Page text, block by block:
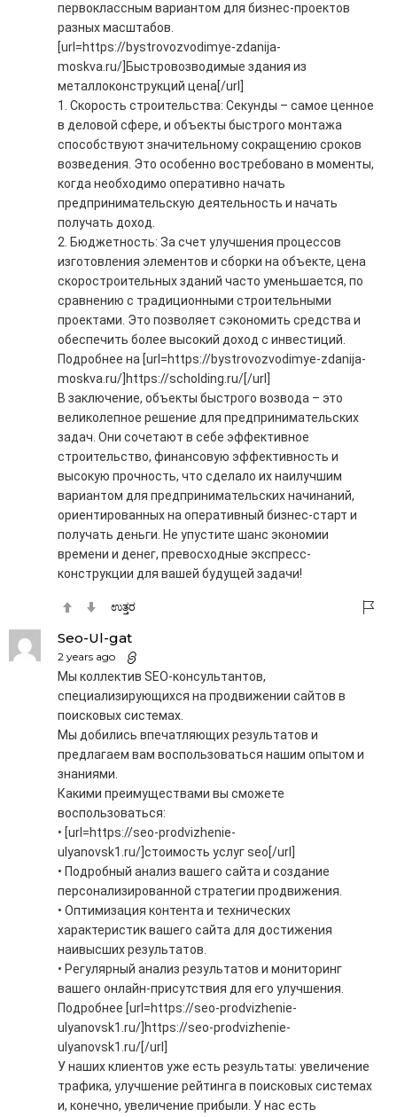
первоклассным вариантом для бизнес-проектов
разных масштабов.
[url=https://bystrovozvodimye-zdanija-
moskva.ru/]Быстровозводимые здания из
металлоконструкций цена[/url]
1. Скорость строительства: Секунды – самое ценное
в деловой сфере, и объекты быстрого монтажа
способствуют значительному сокращению сроков
возведения. Это особенно востребовано в моменты,
когда необходимо оперативно начать
предпринимательскую деятельность и начать
получать доход.
2. Бюджетность: За счет улучшения процессов
изготовления элементов и сборки на объекте, цена
скоростроительных зданий часто уменьшается, по
сравнению с традиционными строительными
проектами. Это позволяет сэкономить средства и
обеспечить более высокий доход с инвестиций.
Подробнее на [url=https://bystrovozvodimye-zdanija-
moskva.ru/]https://scholding.ru/[/url]
В заключение, объекты быстрого возвода – это
великолепное решение для предпринимательских
задач. Они сочетают в себе эффективное
строительство, финансовую эффективность и
высокую прочность, что сделало их наилучшим
вариантом для предпринимательских начинаний,
ориентированных на оперативный бизнес-старт и
получать деньги. Не упустите шанс экономии
времени и денег, превосходные экспресс-
конструкции для вашей будущей задачи!
ಉತ್ತರ
Seo-Ul-gat
2 years ago
Мы коллектив SEO-консультантов,
специализирующихся на продвижении сайтов в
поисковых системах.
Мы добились впечатляющих результатов и
предлагаем вам воспользоваться нашим опытом и
знаниями.
Какими преимуществами вы сможете
воспользоваться:
• [url=https://seo-prodvizhenie-
ulyanovsk1.ru/]стоимость услуг seo[/url]
• Подробный анализ вашего сайта и создание
персонализированной стратегии продвижения.
• Оптимизация контента и технических
характеристик вашего сайта для достижения
наивысших результатов.
• Регулярный анализ результатов и мониторинг
вашего онлайн-присутствия для его улучшения.
Подробнее [url=https://seo-prodvizhenie-
ulyanovsk1.ru/]https://seo-prodvizhenie-
ulyanovsk1.ru/[/url]
У наших клиентов уже есть результаты: увеличение
трафика, улучшение рейтинга в поисковых системах
и, конечно, увеличение прибыли. У нас есть